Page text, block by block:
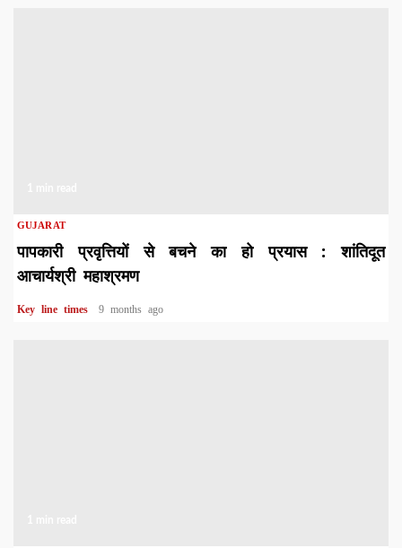
GUJARAT
पापकारी प्रवृत्तियों से बचने का हो प्रयास : शांतिदूत
आचार्यश्री महाश्रमण
Key line times 9 months ago